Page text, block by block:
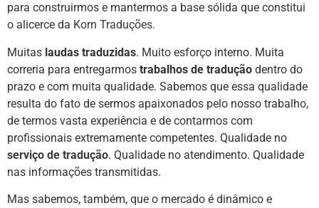
para construirmos e mantermos a base sólida que constitui
o alicerce da Korn Traduções.
Muitas laudas traduzidas. Muito esforço interno. Muita
correria para entregarmos trabalhos de tradução dentro do
prazo e com muita qualidade. Sabemos que essa qualidade
resulta do fato de sermos apaixonados pelo nosso trabalho,
de termos vasta experiência e de contarmos com
profissionais extremamente competentes. Qualidade no
serviço de tradução. Qualidade no atendimento. Qualidade
nas informações transmitidas.
Mas sabemos, também, que o mercado é dinâmico e